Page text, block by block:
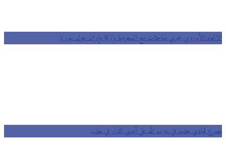
الاتحاد الأوروبي يجري مباحثات مع السعودية وتركيا وإيران حول سوريا
مصرع قيادي جديد في حزب الله على أيدي الثوار في حلب